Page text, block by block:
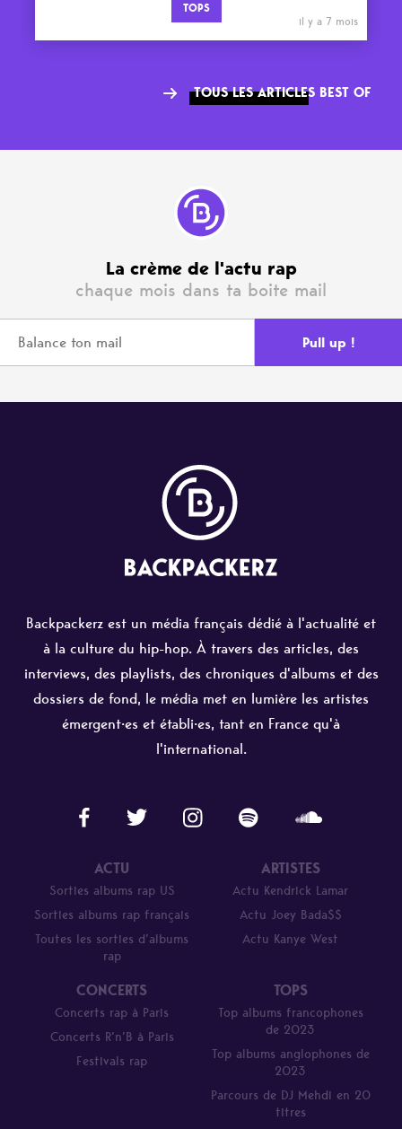
TOPS
il y a 7 mois
TOUS LES ARTICLES BEST OF
La crème de l'actu rap
chaque mois dans ta boite mail
Backpackerz est un média français dédié à l'actualité et
à la culture du hip-hop. À travers des articles, des
interviews, des playlists, des chroniques d'albums et des
dossiers de fond, le média met en lumière les artistes
émergent·es et établi·es, tant en France qu'à
l'international.
ACTU
Sorties albums rap US
Sorties albums rap français
Toutes les sorties d’albums
rap
ARTISTES
Actu Kendrick Lamar
Actu Joey Bada$$
Actu Kanye West
CONCERTS
Concerts rap à Paris
Concerts R’n’B à Paris
Festivals rap
TOPS
Top albums francophones
de 2023
Top albums anglophones de
2023
Parcours de DJ Mehdi en 20
titres